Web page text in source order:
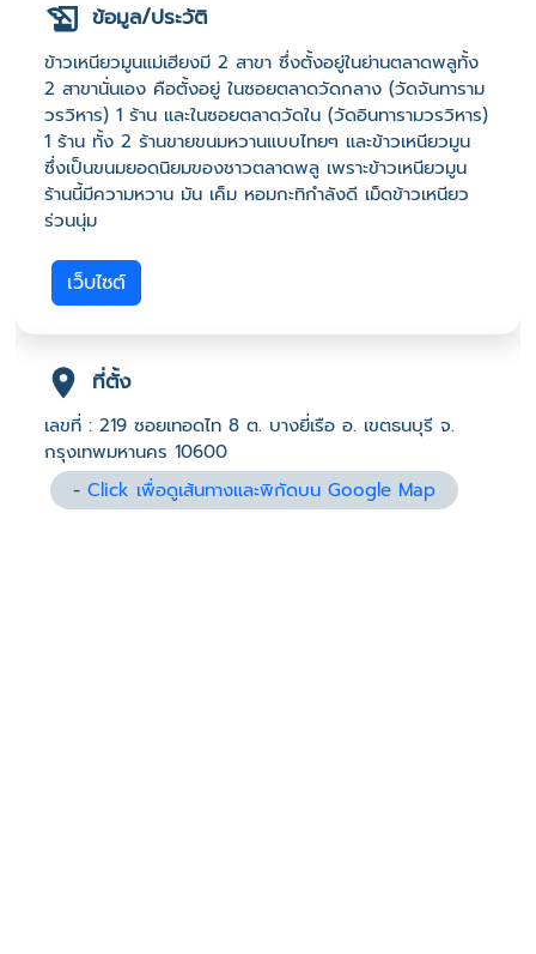
ข้อมูล/ประวัติ
ข้าวเหนียวมูนแม่เฮียงมี 2 สาขา ซึ่งตั้งอยู่ในย่านตลาดพลูทั้ง
2 สาขานั่นเอง คือตั้งอยู่ ในซอยตลาดวัดกลาง (วัดจันทาราม
วรวิหาร) 1 ร้าน และในซอยตลาดวัดใน (วัดอินทารามวรวิหาร)
1 ร้าน ทั้ง 2 ร้านขายขนมหวานแบบไทยๆ และข้าวเหนียวมูน
ซึ่งเป็นขนมยอดนิยมของชาวตลาดพลู เพราะข้าวเหนียวมูน
ร้านนี้มีความหวาน มัน เค็ม หอมกะทิกำลังดี เม็ดข้าวเหนียว
ร่วนนุ่ม
เว็บไซต์
ที่ตั้ง
เลขที่ : 219 ซอยเทอดไท 8 ต. บางยี่เรือ อ. เขตธนบุรี จ.
กรุงเทพมหานคร 10600
-Click เพื่อดูเส้นทางและพิกัดบน Google Map